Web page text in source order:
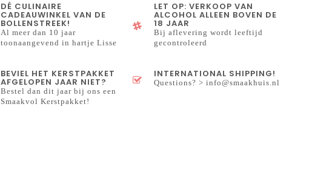
DÉ CULINAIRE
CADEAUWINKEL VAN DE
BOLLENSTREEK!
Al meer dan 10 jaar
toonaangevend in hartje Lisse
LET OP: VERKOOP VAN
ALCOHOL ALLEEN BOVEN DE
18 JAAR
Bij aflevering wordt leeftijd
gecontroleerd
BEVIEL HET KERSTPAKKET
AFGELOPEN JAAR NIET?
Bestel dan dit jaar bij ons een
Smaakvol Kerstpakket!
INTERNATIONAL SHIPPING!
Questions? >info@smaakhuis.nl